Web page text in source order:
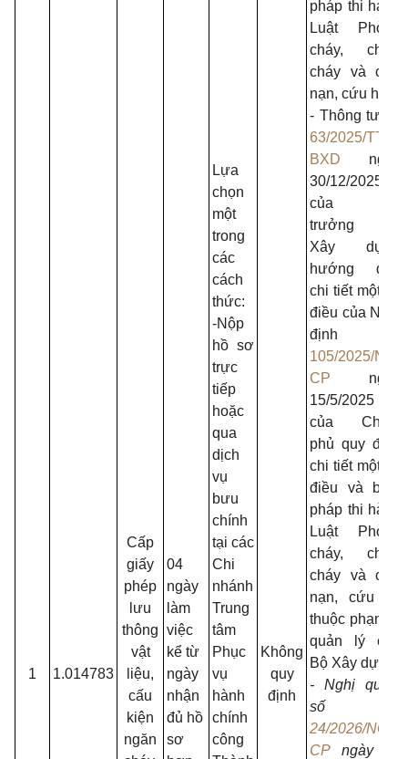
1 1.014783
Cấp
giấy
phép
lưu
thông
vật
liệu,
cấu
kiện
ngăn
04
ngày
làm
việc
kể từ
ngày
nhận
đủ hồ
sơ
Lựa
chọn
một
trong
các
cách
thức:
-Nộp
hồ sơ
trực
tiếp
hoặc
qua
dịch
vụ
bưu
chính
tại các
Chi
nhánh
Trung
tâm
Phục
vụ
hành
chính
công
Không
quy
định
pháp thi hành
Luật Phòng
cháy, chữa
cháy và cứu
nạn, cứu hộ.
- Thông tư số
63/2025/TT-
BXD ngày
30/12/2025
của Bộ
trưởng Bộ
Xây dựng
hướng dẫn
chi tiết một số
điều của Nghị
định số
105/2025/Nđ-
CP ngày
15/5/2025
của Chính
phủ quy định
chi tiết một số
điều và biện
pháp thi hành
Luật Phòng
cháy, chữa
cháy và cứu
nạn, cứu hộ
thuộc phạm vi
quản lý của
Bộ Xây dựng.
- Nghị quyết
số
24/2026/NQ-
CPngày 29